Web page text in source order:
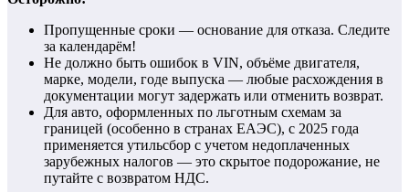
Пропущенные сроки — основание для отказа. Следите
за календарём!
Не должно быть ошибок в VIN, объёме двигателя,
марке, модели, годе выпуска — любые расхождения в
документации могут задержать или отменить возврат.
Для авто, оформленных по льготным схемам за
границей (особенно в странах ЕАЭС), с 2025 года
применяется утильсбор с учетом недоплаченных
зарубежных налогов — это скрытое подорожание, не
путайте с возвратом НДС.